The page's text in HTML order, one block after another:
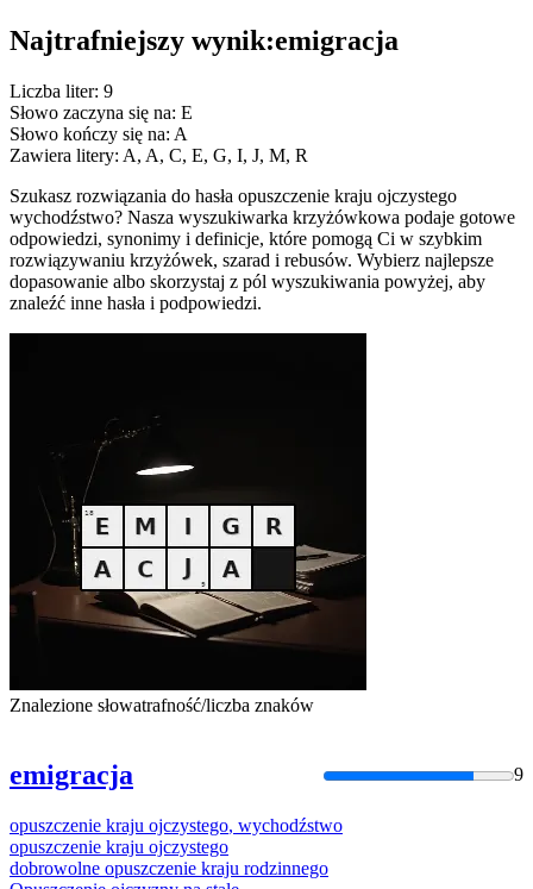
Najtrafniejszy wynik:emigracja
Liczba liter: 9
Słowo zaczyna się na: E
Słowo kończy się na: A
Zawiera litery: A, A, C, E, G, I, J, M, R
Szukasz rozwiązania do hasła opuszczenie kraju ojczystego
wychodźstwo? Nasza wyszukiwarka krzyżówkowa podaje gotowe
odpowiedzi, synonimy i definicje, które pomogą Ci w szybkim
rozwiązywaniu krzyżówek, szarad i rebusów. Wybierz najlepsze
dopasowanie albo skorzystaj z pól wyszukiwania powyżej, aby
znaleźć inne hasła i podpowiedzi.
Znalezione słowatrafność/liczba znaków
emigracja 9
opuszczenie kraju ojczystego, wychodźstwo
opuszczenie kraju ojczystego
dobrowolne opuszczenie kraju rodzinnego